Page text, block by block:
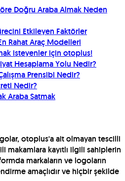
Doğru Araba Almak Neden
Etkileyen Faktörler
Rahat Araç Modelleri
isteyenler için otoplus!
Hesaplama Yolu Nedir?
Prensibi Nedir?
Nedir?
Araba Satmak
otoplus'a ait olmayan tescilli
makamlara kayıtlı ilgili sahiplerin
markaların ve logoların
amaçlıdır ve hiçbir şekilde